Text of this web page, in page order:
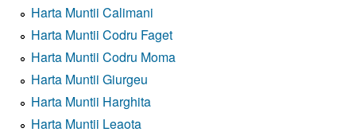
Harta Muntii Calimani
Harta Muntii Codru Faget
Harta Muntii Codru Moma
Harta Muntii Giurgeu
Harta Muntii Harghita
Harta Muntii Leaota